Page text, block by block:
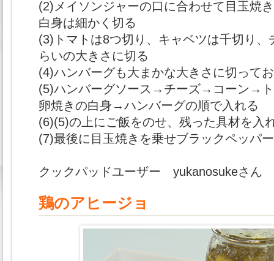
(2)メイソンジャーの口に合わせて目玉焼
白身は細かく切る
(3)トマトは8つ切り、キャベツは千切り、
らいの大きさに切る
(4)ハンバーグも大まかな大きさに切って
(5)ハンバーグソース→チーズ→コーン→
卵焼きの白身→ハンバーグの順で入れる
(6)(5)の上にご飯をのせ、残った具材を入
(7)最後に目玉焼きを乗せブラックペッパ
クックパッドユーザー yukanosukeさん
鶏のアヒージョ